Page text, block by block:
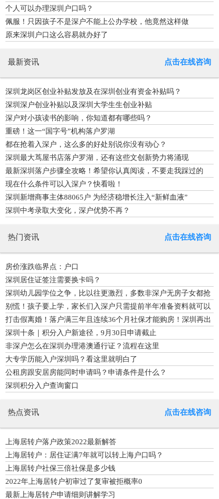
个人可以办理深圳户口吗？
佩服！只因孩子不是深户不能上公办学校，他竟然这样做
原来深圳户口这么容易就办好了
最新资讯 点击在线咨询
深圳龙岗区创业补贴发放及在深圳创业有资金补贴吗？
深圳深户创业补贴以及深圳大学生生创业补贴
深户对小孩读书的影响，你知道都有哪些吗？
重磅！这一“国字号”机构落户罗湖
都在抢着入深户，这么多的好处别说你没有动心？
深圳最大茑屋书店落户罗湖，还有这些文创新势力将涌现
最新深圳落户步骤全攻略！希望你认真阅读，不要走我踩过的
坑！
现在什么条件可以入深户？快看啦！
深圳新增商事主体88065户 为经济稳增长注入“新鲜血液”
深圳中考录取大变化，深户优势不再？
热门资讯 点击在线咨询
房价涨跌临界点：户口
深圳居住证签注需要换卡吗？
深圳幼儿园学位之争，比以往更激烈，多数非深户无房子女都抢
不到
别慌！孩子要上学，家长们入深户只需提前半年准备资料就可以
打击假离婚！落户满三年且连续36个月社保才能购房！深圳再出
新政
深圳十条｜积分入户新途径，9月30日申请截止
非深户怎么在深圳办理港澳通行证？流程在这里
大专学历能入户深圳吗？看这里就明白了
公租房跟安居房能同时申请吗？申请条件是什么？
深圳积分入户查询窗口
热点资讯 点击在线咨询
上海居转户落户政策2022最新解答
上海居转户：居住证满7年就可以转上海户口吗？
上海居转户社保三倍社保是多少钱
2022年上海居转户初审过了复审被拒概率0
最新上海居转户申请细则讲解学习